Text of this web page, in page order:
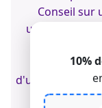
10%
Conseil sur
un escalier
Devis de
d'un monte-